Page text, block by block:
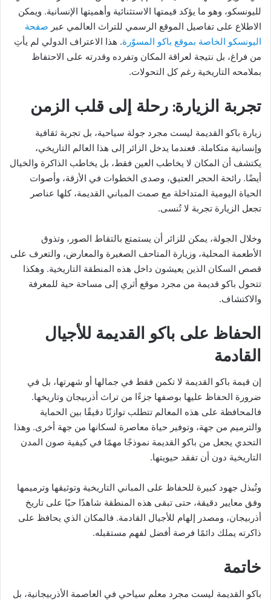
لليونسكو، وهو ما يؤكد قيمتها الاستثنائية وأهميتها الإنسانية. ويمكن
الاطلاع على تفاصيل الموقع الرسمي للتراث العالمي عبر صفحة
اليونسكو الخاصة بموقع باكو المسوّرة. هذا الاعتراف الدولي لم يأتِ
من فراغ، بل نتيجة لعراقة المكان وتفرده وقدرته على الاحتفاظ
بملامحه التاريخية رغم كل التحولات.
تجربة الزيارة: رحلة إلى قلب الزمن
زيارة باكو القديمة ليست مجرد جولة سياحية، بل تجربة ثقافية
وإنسانية متكاملة. فعندما يدخل الزائر إلى هذا العالم التاريخي،
يكتشف أن المكان لا يخاطب العين فقط، بل يخاطب الذاكرة والخيال
أيضًا. رائحة الحجر العتيق، وصدى الخطوات في الأزقة، وأصوات
الحياة اليومية المتداخلة مع صمت المباني القديمة، كلها عناصر
تجعل الزيارة تجربة لا تُنسى.
وخلال الجولة، يمكن للزائر أن يستمتع بالتقاط الصور، وتذوق
الأطعمة المحلية، وزيارة المتاحف الصغيرة والمعارض، والتعرف على
قصص السكان الذين يعيشون داخل هذه المنطقة التاريخية. وهكذا
تتحول باكو قديمة من مجرد موقع أثري إلى مساحة حية للمعرفة
والاكتشاف.
الحفاظ على باكو القديمة للأجيال
القادمة
إن قيمة باكو القديمة لا تكمن فقط في جمالها أو شهرتها، بل في
ضرورة الحفاظ عليها بوصفها جزءًا من تراث أذربيجان وتاريخها.
فالمحافظة على هذه المعالم تتطلب توازنًا دقيقًا بين الحماية
والترميم من جهة، وتوفير حياة معاصرة لسكانها من جهة أخرى. وهذا
التحدي يجعل من باكو القديمة نموذجًا مهمًا في كيفية صون المدن
التاريخية دون أن تفقد حيويتها.
وتُبذل جهود كبيرة للحفاظ على المباني التاريخية وتوثيقها وترميمها
وفق معايير دقيقة، حتى تبقى هذه المنطقة شاهدًا حيًا على تاريخ
أذربيجان، ومصدر إلهام للأجيال القادمة. فالمكان الذي يحافظ على
ذاكرته يملك دائمًا فرصة أفضل لفهم مستقبله.
خاتمة
باكو القديمة ليست مجرد معلم سياحي في العاصمة الأذربيجانية، بل